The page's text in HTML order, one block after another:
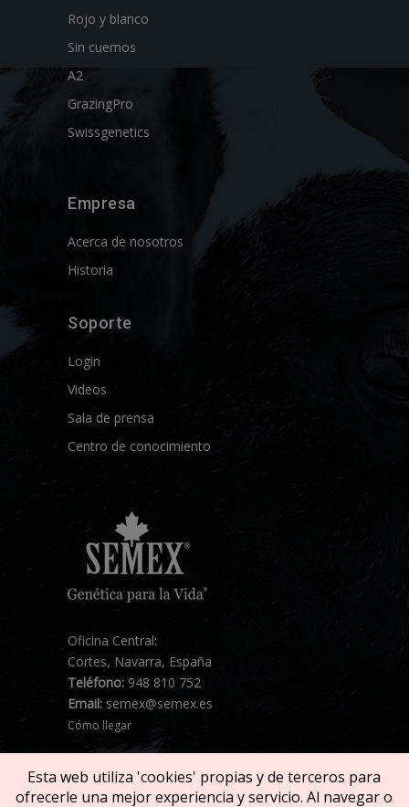
Rojo y blanco
Sin cuernos
A2
GrazingPro
Swissgenetics
Empresa
Acerca de nosotros
Historia
Soporte
Login
Videos
Sala de prensa
Centro de conocimiento
Oficina Central:
Cortes, Navarra, España
Teléfono: 948 810 752
Email: semex@semex.es
Cómo llegar
Esta web utiliza 'cookies' propias y de terceros para
ofrecerle una mejor experiencia y servicio. Al navegar o